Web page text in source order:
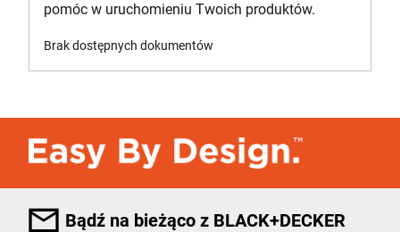
pomóc w uruchomieniu Twoich produktów.
Brak dostępnych dokumentów
Bądź na bieżąco z BLACK+DECKER